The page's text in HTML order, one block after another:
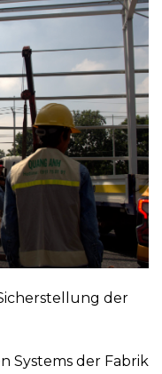
der
Systems der Fabrik